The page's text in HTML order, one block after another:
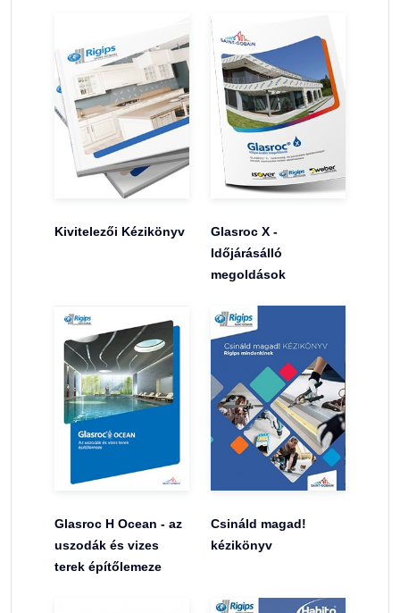
Kivitelezői Kézikönyv
Glasroc X -
Időjárásálló
megoldások
Glasroc H Ocean - az
uszodák és vizes
terek építőlemeze
Csináld magad!
kézikönyv